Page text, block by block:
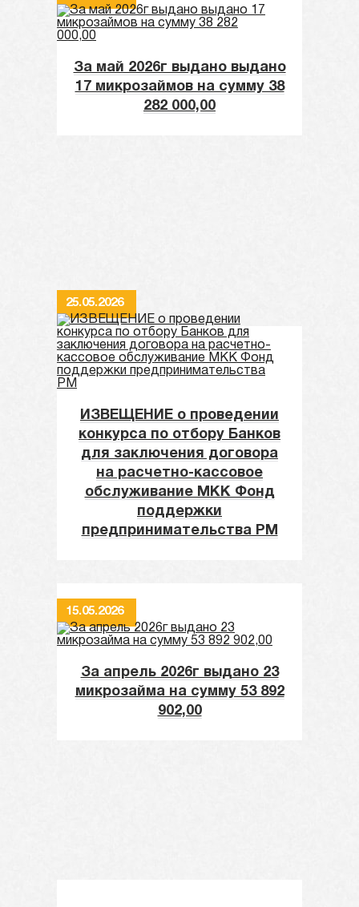
За май 2026г выдано выдано
17 микрозаймов на сумму 38
282 000,00
ИЗВЕЩЕНИЕ о проведении
конкурса по отбору Банков
для заключения договора
на расчетно-кассовое
обслуживание МКК Фонд
поддержки
предпринимательства РМ
25.05.2026
За апрель 2026г выдано 23
микрозайма на сумму 53 892
902,00
15.05.2026